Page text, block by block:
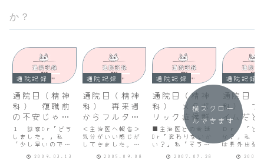
か？
通院記録
通院日（精神
科） 復職前
の不安じゃな
いの
１ 診察Dr「どう
しました。」私
「少し早いのです
た。昨日久しぶり
2009.03.13
通院記録
通院日（精神
科） 再来週
からフルタイ
ム
＜主治医へ報告＞
気分がいい感じが
してきました。仕
てきています。仕
2005.09.08
通院記録
通院日（精神
科） メタボ
リック症候群
■主治医との会話
Dr「変わりないか
い？」私「そうで
らいで・・・。」
2007.07.28
通院記録
通院日
科） フ
イムだ
いＤｒ 「ど
か？」私
は県外出張
は疲れたの
横スクロー
ルできます